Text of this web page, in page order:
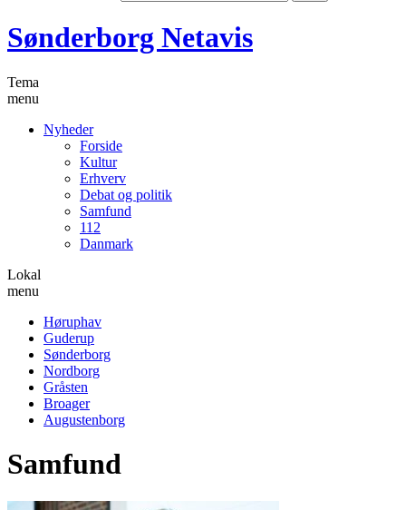
Sønderborg Netavis
Tema
menu
Nyheder
Forside
Kultur
Erhverv
Debat og politik
Samfund
112
Danmark
Lokal
menu
Høruphav
Guderup
Sønderborg
Nordborg
Gråsten
Broager
Augustenborg
Samfund